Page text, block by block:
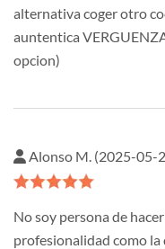
alternativa coger otro
auntentica
opcion)
Alonso M. (2025-05-
No soy persona de
profesionalidad como la